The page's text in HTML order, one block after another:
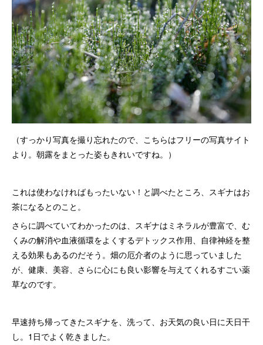
（すっかり写真を撮り忘れたので、こちらはフリーの写真サイト
より。朝露をまとった姿もきれいですね。）
これは使わなければもったいない！と調べたところ、スギナはお
茶になるとのこと。
さらに調べていてわかったのは、スギナはミネラルが豊富で、む
くみの解消や血液循環をよくするデトックス作用、自律神経を整
える効果もあるのだそう。畑の厄介者のように思っていました
が、健康、美容、さらに心にも良い影響を与えてくれるすごい薬
草なのです。
早速持ち帰ってきたスギナを、洗って、お天気の良い日に天日干
し。1日でよく乾きました。